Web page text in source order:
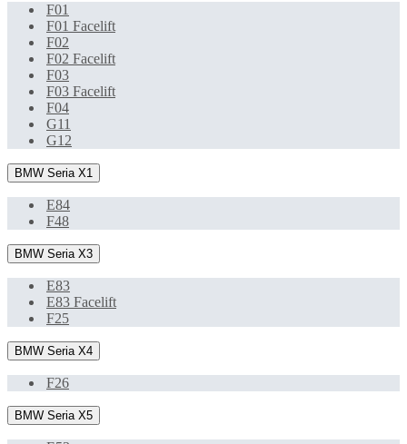
F01
F01 Facelift
F02
F02 Facelift
F03
F03 Facelift
F04
G11
G12
BMW Seria X1
E84
F48
BMW Seria X3
E83
E83 Facelift
F25
BMW Seria X4
F26
BMW Seria X5